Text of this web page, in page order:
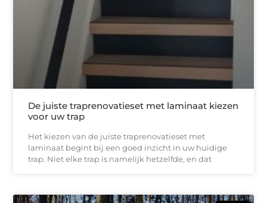
De juiste traprenovatieset met laminaat kiezen
voor uw trap
Het kiezen van de juiste traprenovatieset met
laminaat begint bij een goed inzicht in uw huidige
trap. Niet elke trap is namelijk hetzelfde, en dat